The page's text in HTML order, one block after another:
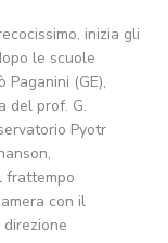
inizia gli
le scuole
Paganini (GE),
del prof. G.
Pyotr
frattempo
con il